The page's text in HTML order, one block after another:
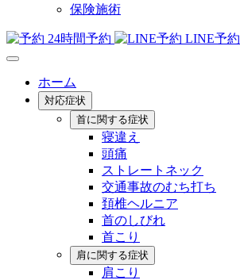
保険施術
24時間予約 LINE予約
ホーム
対応症状
首に関する症状
寝違え
頭痛
ストレートネック
交通事故のむち打ち
頚椎ヘルニア
首のしびれ
首こり
肩に関する症状
肩こり